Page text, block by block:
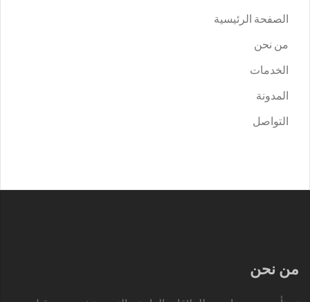
الصفحة الرئيسية
من نحن
الخدمات
المدونة
التواصل
من نحن